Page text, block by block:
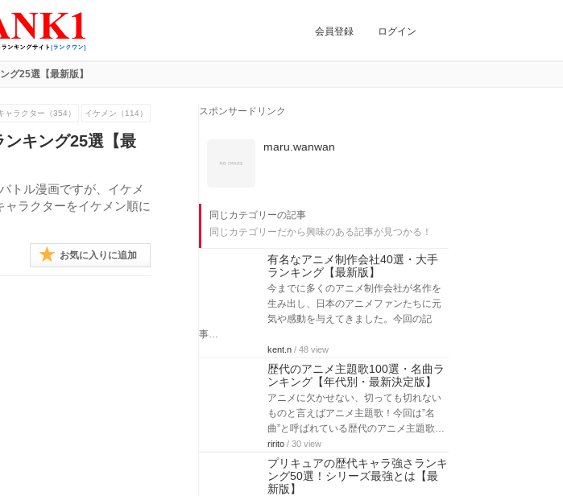
会員登録 ログイン
グ25選【最新版】
ャラクター（354） イケメン（114）
キング25選【最
トル漫画ですが、イケメ
ラクターをイケメン順に
お気に入りに追加
スポンサードリンク
maru.wanwan
同じカテゴリーの記事
同じカテゴリーだから興味のある記事が見つかる！
有名なアニメ制作会社40選・大手
ランキング【最新版】
今までに多くのアニメ制作会社が名作を
生み出し、日本のアニメファンたちに元
気や感動を与えてきました。今回の記
事…
kent.n / 48 view
歴代のアニメ主題歌100選・名曲ラ
ンキング【年代別・最新決定版】
アニメに欠かせない、切っても切れない
ものと言えばアニメ主題歌！今回は”名
曲”と呼ばれている歴代のアニメ主題歌…
ririto / 30 view
プリキュアの歴代キャラ強さランキ
ング50選！シリーズ最強とは【最
新版】